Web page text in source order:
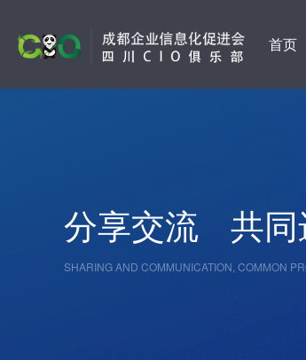
首页
分享交流 共
SHARING AND COMMUNICATION, COMMON